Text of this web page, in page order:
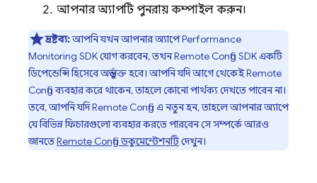
আপনার অ্যাপটি পুনরায় কম্পাইল করুন।
দ্রষ্টব্য:আপনি যখন আপনার অ্যাপেPerformance
Monitoring SDK যোগ করবেন, তখনRemote Config SDK একটি
ডিপেন্ডেন্সি হিসেবে অন্তর্ভুক্ত হবে। আপনি যদি আগে থেকেইRemote
Configব্যবহার করে থাকেন, তাহলে কোনো পার্থক্য দেখতে পাবেন না।
তবে, আপনি যদিRemote Config এ নতুন হন, তাহলে আপনার অ্যাপে
যে বিভিন্ন ফিচারগুলো ব্যবহার করতে পারবেন সে সম্পর্কে আরও
জানতেRemote Configডকুমেন্টেশনটিদেখুন।